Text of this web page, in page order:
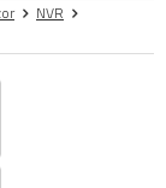
NVR